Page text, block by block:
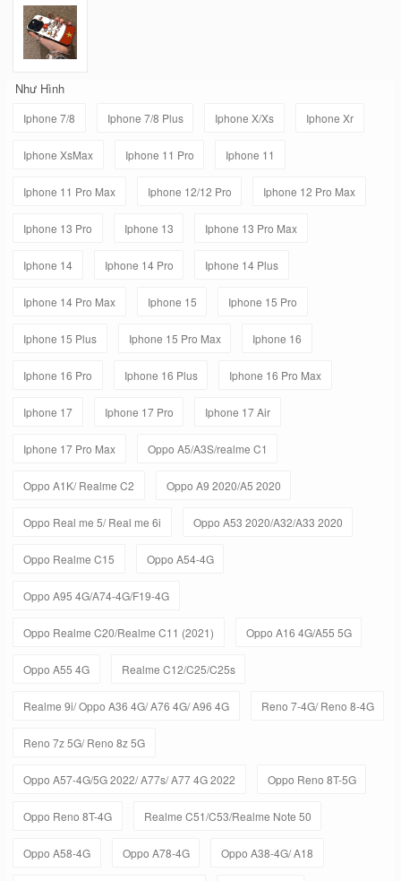
Như Hình
Iphone 7/8 Iphone 7/8 Plus Iphone X/Xs Iphone Xr
Iphone XsMax Iphone 11 Pro Iphone 11
Iphone 11 Pro Max Iphone 12/12 Pro Iphone 12 Pro Max
Iphone 13 Pro Iphone 13 Iphone 13 Pro Max
Iphone 14 Iphone 14 Pro Iphone 14 Plus
Iphone 14 Pro Max Iphone 15 Iphone 15 Pro
Iphone 15 Plus Iphone 15 Pro Max Iphone 16
Iphone 16 Pro Iphone 16 Plus Iphone 16 Pro Max
Iphone 17 Iphone 17 Pro Iphone 17 Air
Iphone 17 Pro Max Oppo A5/A3S/realme C1
Oppo A1K/ Realme C2 Oppo A9 2020/A5 2020
Oppo Real me 5/ Real me 6i Oppo A53 2020/A32/A33 2020
Oppo Realme C15 Oppo A54-4G
Oppo A95 4G/A74-4G/F19-4G
Oppo Realme C20/Realme C11 (2021) Oppo A16 4G/A55 5G
Oppo A55 4G Realme C12/C25/C25s
Realme 9i/ Oppo A36 4G/ A76 4G/ A96 4G Reno 7-4G/ Reno 8-4G
Reno 7z 5G/ Reno 8z 5G
Oppo A57-4G/5G 2022/ A77s/ A77 4G 2022 Oppo Reno 8T-5G
Oppo Reno 8T-4G Realme C51/C53/Realme Note 50
Oppo A58-4G Oppo A78-4G Oppo A38-4G/ A18